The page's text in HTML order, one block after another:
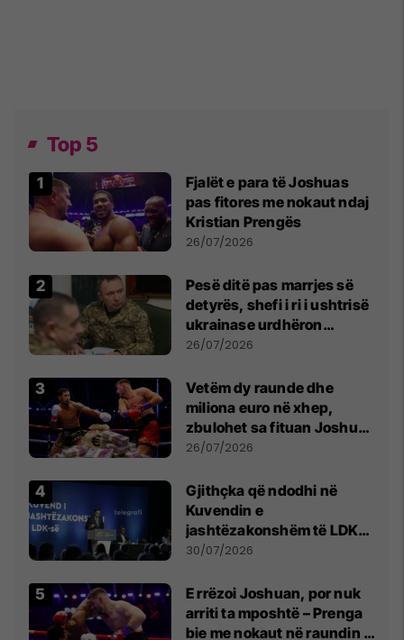
Top 5
Fjalët e para të Joshuas
pas fitores me nokaut ndaj
Kristian Prengës
26/07/2026
Pesë ditë pas marrjes së
detyrës, shefi i ri i ushtrisë
ukrainase urdhëron
kontroll të madh
26/07/2026
Vetëm dy raunde dhe
miliona euro në xhep,
zbulohet sa fituan Joshua
e Prenga
26/07/2026
Gjithçka që ndodhi në
Kuvendin e
jashtëzakonshëm të LDK-
së
30/07/2026
E rrëzoi Joshuan, por nuk
arriti ta mposhtë – Prenga
bie me nokaut në raundin e